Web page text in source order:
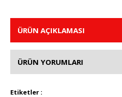
ÜRÜN AÇIKLAMASI
ÜRÜN YORUMLARI
Etiketler :